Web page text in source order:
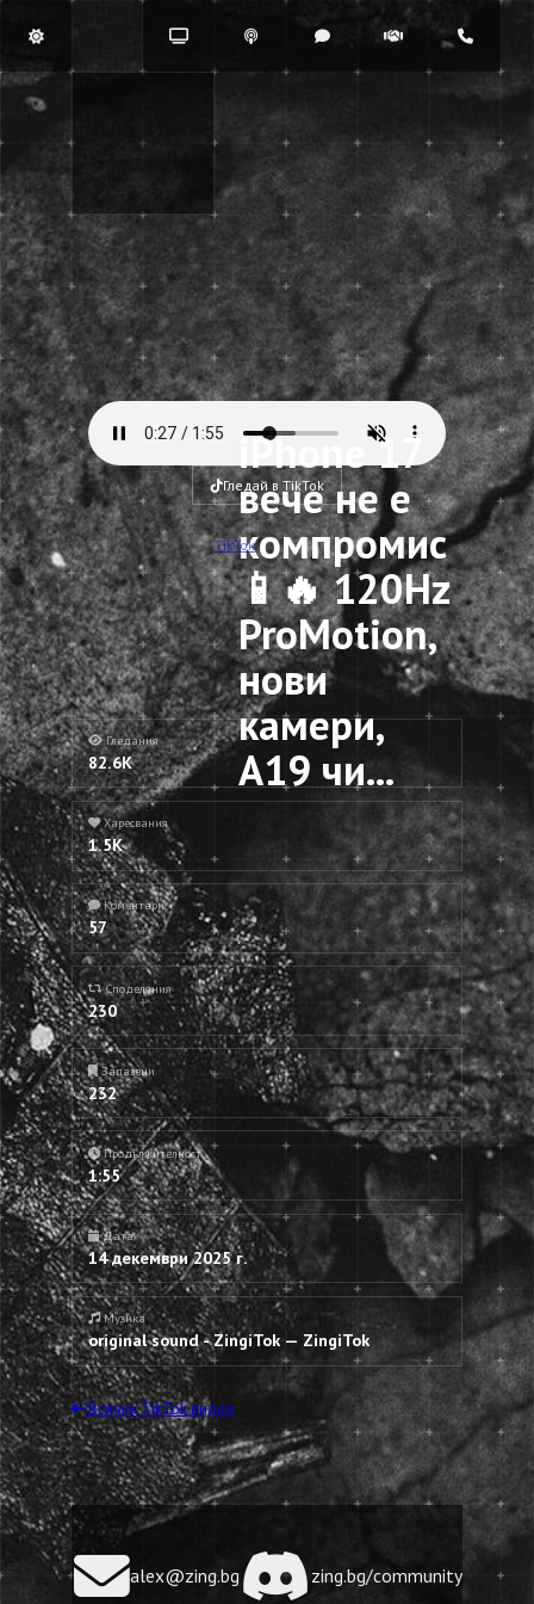
Гледай в TikTok
TikTok
iPhone 17
вече не е
компромис
📱🔥 120Hz
ProMotion,
нови
камери,
A19 чи...
Гледания
82.6K
Харесвания
1.5K
Коментари
57
Споделяния
230
Запазени
232
Продължителност
1:55
Дата
14 декември 2025 г.
Музика
original sound - ZingiTok — ZingiTok
Всички TikTok видеа
alex@zing.bg zing.bg/community